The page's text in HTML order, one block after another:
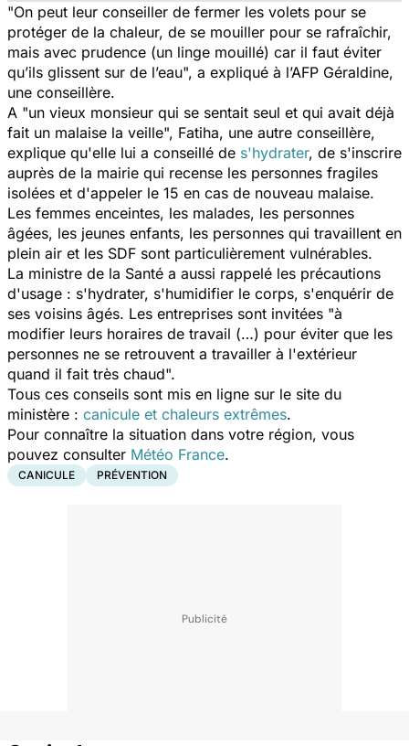
"On peut leur conseiller de fermer les volets pour se
protéger de la chaleur, de se mouiller pour se rafraîchir,
mais avec prudence (un linge mouillé) car il faut éviter
qu’ils glissent sur de l’eau", a expliqué à l’AFP Géraldine,
une conseillère.
A "un vieux monsieur qui se sentait seul et qui avait déjà
fait un malaise la veille", Fatiha, une autre conseillère,
explique qu'elle lui a conseillé de s'hydrater, de s'inscrire
auprès de la mairie qui recense les personnes fragiles
isolées et d'appeler le 15 en cas de nouveau malaise.
Les femmes enceintes, les malades, les personnes
âgées, les jeunes enfants, les personnes qui travaillent en
plein air et les SDF sont particulièrement vulnérables.
La ministre de la Santé a aussi rappelé les précautions
d'usage : s'hydrater, s'humidifier le corps, s'enquérir de
ses voisins âgés. Les entreprises sont invitées "à
modifier leurs horaires de travail (…) pour éviter que les
personnes ne se retrouvent a travailler à l'extérieur
quand il fait très chaud".
Tous ces conseils sont mis en ligne sur le site du
ministère : canicule et chaleurs extrêmes.
Pour connaître la situation dans votre région, vous
pouvez consulter Météo France.
CANICULE PRÉVENTION